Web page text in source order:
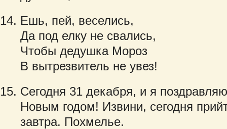
Ешь, пей, веселись,
Да под елку не свались,
Чтобы дедушка Мороз
В вытрезвитель не увез!
Сегодня 31 декабря, и я
Новым годом! Извини, сегодня
завтра. Похмелье.